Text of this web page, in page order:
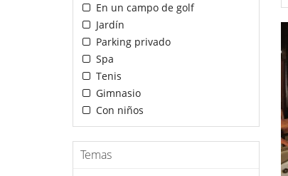
En un campo de golf
Jardín
Parking privado
Spa
Tenis
Gimnasio
Con niños
Temas